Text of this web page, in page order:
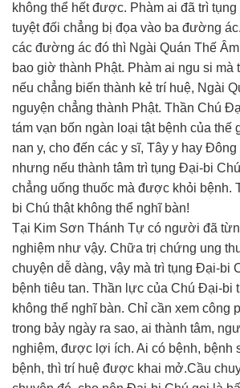
không thể hết được. Phàm ai đã trì
tuyệt đối chẳng bị đọa vào ba đường
các đường ác đó thì Ngài Quán Thế
bao giờ thành Phật. Phàm ai ngu si mà
nếu chẳng biến thành kẻ trí huệ, Ngài
nguyện chẳng thành Phật. Thần Chú
tám vạn bốn ngàn loại tật bệnh của thế
nan y, cho đến các y sĩ, Tây y hay Ðông
nhưng nếu thành tâm trì tụng Ðại-bi
chẳng uống thuốc mà được khỏi bệnh.
bi Chú thật không thể nghĩ bàn!
Tại Kim Sơn Thánh Tự có người đã
nghiệm như vậy. Chữa trị chứng ung
chuyện dễ dàng, vậy mà trì tụng Ðại-bi
bệnh tiêu tan. Thần lực của Chú Ðại-bi
không thể nghĩ bàn. Chỉ cần xem công
trong bảy ngày ra sao, ai thành tâm,
nghiệm, được lợi ích. Ai có bệnh, bệnh
bệnh, thì trí huệ được khai mở.Cầu